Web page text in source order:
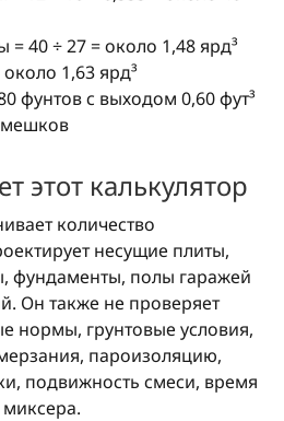
= 40 ÷ 27 = около 1,48 ярд³
1,63 ярд³
фунтов с выходом 0,60 фут³
этот калькулятор
количество
несущие плиты,
фундаменты, полы гаражей
Он также не проверяет
нормы, грунтовые условия,
пароизоляцию,
подвижность смеси, время